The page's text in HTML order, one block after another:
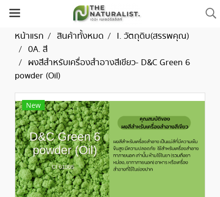
หน้าแรก สินค้าทั้งหมด
I. วัตถุดิบ(สรรพคุณ)
0A. สี
ผงสีสำหรับเครื่องสำอางสีเขียว- D&C Green 6
powder (Oil)
New